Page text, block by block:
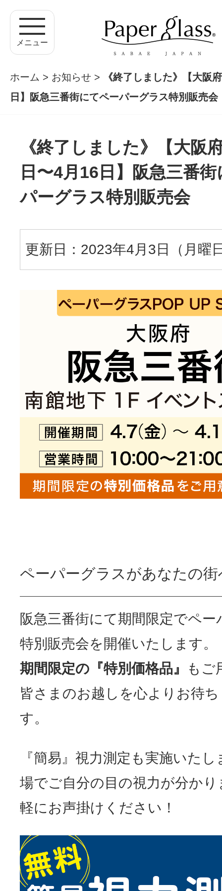
メニュー
ホーム > お知らせ >
《終了しました》【大阪
日】阪急三番街にてペーパーグラス特別販売会
《終了しました》【大阪
日〜4月16日】阪急三番
パーグラス特別販売会
更新日：2023年4月3日（月曜
ペーパーグラスがあなたの街
阪急三番街にて期間限定でペー
特別販売会を開催いたします。
期間限定の『特別価格品』
もご
皆さまのお越しを心よりお待
す。
『簡易』視力測定も実施いた
場でご自分の目の視力が分か
軽にお声掛けください！